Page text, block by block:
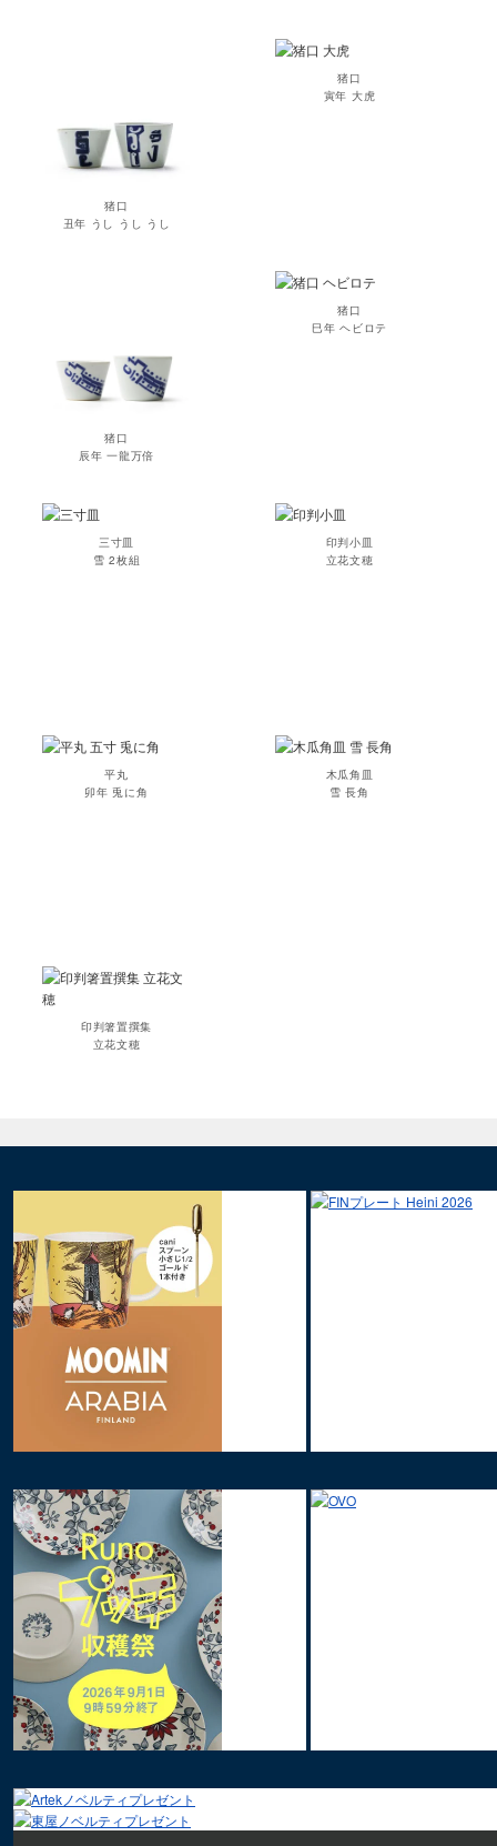
猪口
丑年 うし うし うし
猪口
寅年 大虎
猪口
辰年 一龍万倍
猪口
巳年 ヘビロテ
三寸皿
雪 2枚組
印判小皿
立花文穂
平丸
卯年 兎に角
木瓜角皿
雪 長角
印判箸置撰集
立花文穂